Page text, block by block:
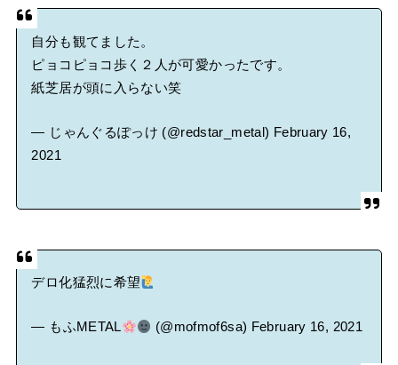
自分も観てました。
ピョコピョコ歩く２人が可愛かったです。
紙芝居が頭に入らない笑
— じゃんぐるぽっけ (@redstar_metal) February 16,
2021
デロ化猛烈に希望
— もふMETAL (@mofmof6sa) February 16, 2021